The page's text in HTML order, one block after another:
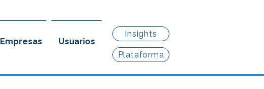
Empresas Usuarios
Insights
Plataforma